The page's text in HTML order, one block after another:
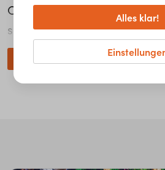
Cappuccino von Interspar
schätzt besonders den
Die geborene Bosnierin
richtet Frühstück und behält
Auge. “Ständig neue
Alles klar!